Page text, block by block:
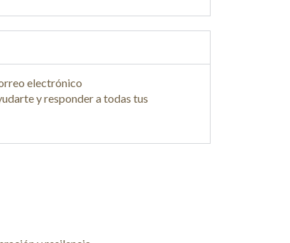
electrónico
y responder a todas tus